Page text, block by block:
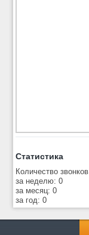
Статистика
Количество звонков
за неделю: 0
за месяц: 0
за год: 0